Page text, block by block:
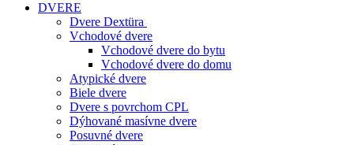
DVERE
Dvere Dextüra
Vchodové dvere
Vchodové dvere do bytu
Vchodové dvere do domu
Atypické dvere
Biele dvere
Dvere s povrchom CPL
Dýhované masívne dvere
Posuvné dvere